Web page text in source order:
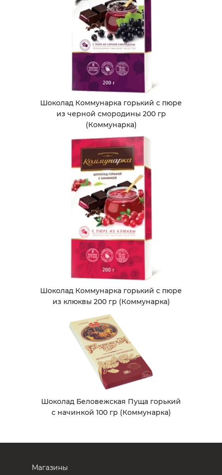
Шоколад Коммунарка горький с пюре
из черной смородины 200 гр
(Коммунарка)
Шоколад Коммунарка горький с пюре
из клюквы 200 гр (Коммунарка)
Шоколад Беловежская Пуща горький
с начинкой 100 гр (Коммунарка)
Магазины